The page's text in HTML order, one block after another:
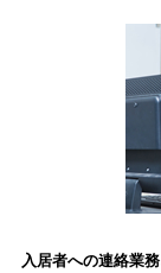
入居者への連絡業